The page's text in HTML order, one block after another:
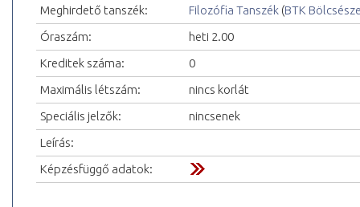
Meghirdető tanszék:
Filozófia Tanszék (BTK
Óraszám:
heti 2.00
Kreditek száma:
0
Maximális létszám:
nincs korlát
Speciális jelzők:
nincsenek
Leírás:
Képzésfüggő adatok: